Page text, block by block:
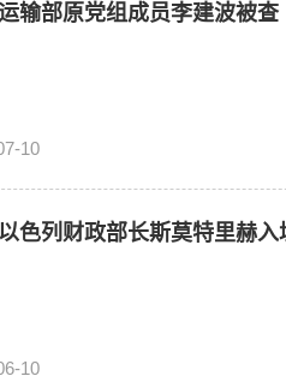
输部原党组成员李建波被查
10
色列财政部长斯莫特里赫入
10